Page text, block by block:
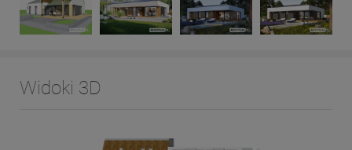
Widoki 3D